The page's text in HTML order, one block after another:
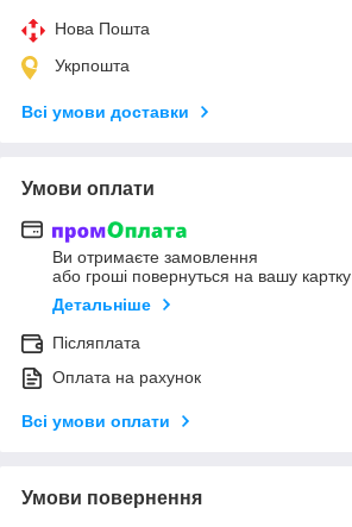
Нова Пошта
Укрпошта
Всі умови доставки
Умови оплати
Ви отримаєте замовлення
або гроші повернуться на вашу картку
Детальніше
Післяплата
Оплата на рахунок
Всі умови оплати
Умови повернення